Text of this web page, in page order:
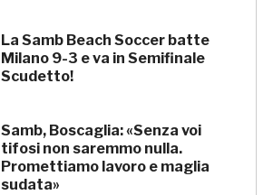
La Samb Beach Soccer batte
Milano 9-3 e va in Semifinale
Scudetto!
Samb, Boscaglia: «Senza voi
tifosi non saremmo nulla.
Promettiamo lavoro e maglia
sudata»